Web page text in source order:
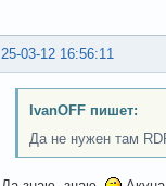
25-03-12 16:56:11
IvanOFF пишет:
Да не нужен там